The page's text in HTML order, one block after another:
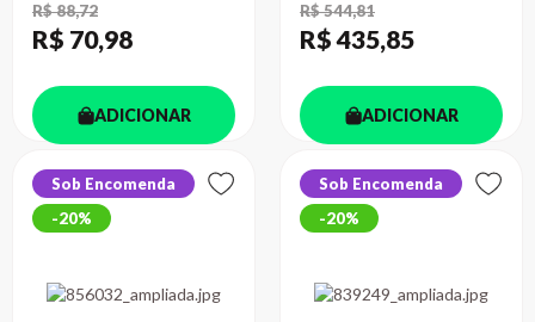
R$ 88,72
R$ 70,98
ADICIONAR
R$ 544,81
R$ 435,85
ADICIONAR
Sob Encomenda
20%
Sob Encomenda
20%